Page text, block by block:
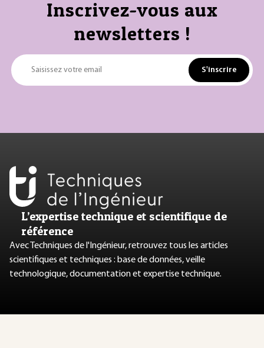
Inscrivez-vous aux
newsletters !
Saisissez votre email S'inscrire
L’expertise technique et scientifique de
référence
Avec Techniques de l'Ingénieur, retrouvez tous les articles
scientifiques et techniques : base de données, veille
technologique, documentation et expertise technique.